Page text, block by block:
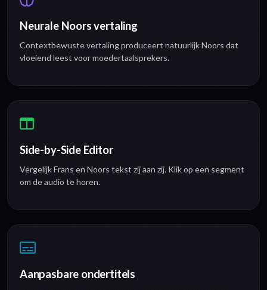
Neurale Noors vertaling
Contextbewuste vertaling produceert natuurlijk Noors dat
vloeiend leest voor moedertaalsprekers.
Side-by-Side Editor
Vergelijk Frans en Noors tekst zij aan zij. Klik op een segment
om de audio te horen.
Aanpasbare ondertitels